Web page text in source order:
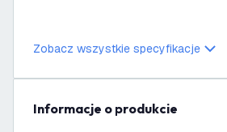
Zobacz wszystkie specyfikacje
informacje o produkcie